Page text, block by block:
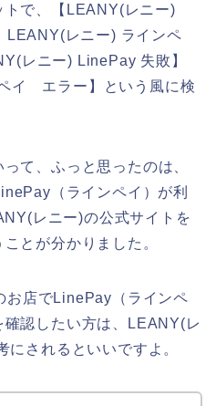
トで、【LEANY(レニー)
レニー) ラインペ
レニー) LinePay 失敗】
イ エラー】という風に検
て、ふっと思ったのは、
（ラインペイ）が利
レニー)の公式サイトを
とが分かりました。
お店でLinePay（ラインペ
認したい方は、LEANY(レ
にされるといいですよ。